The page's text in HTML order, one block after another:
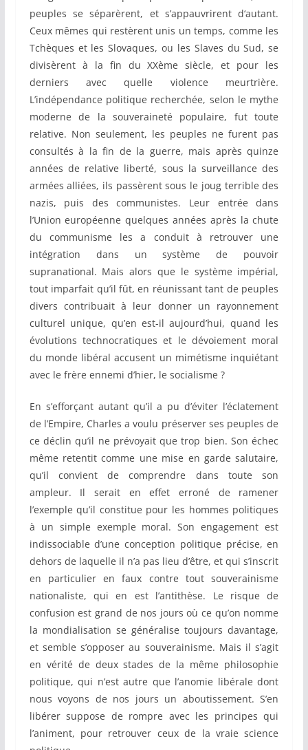
peuples se séparèrent, et s’appauvrirent d‘autant.
Ceux mêmes qui restèrent unis un temps, comme les
Tchèques et les Slovaques, ou les Slaves du Sud, se
divisèrent à la fin du XXème siècle, et pour les
derniers avec quelle violence meurtrière.
L’indépendance politique recherchée, selon le mythe
moderne de la souveraineté populaire, fut toute
relative. Non seulement, les peuples ne furent pas
consultés à la fin de la guerre, mais après quinze
années de relative liberté, sous la surveillance des
armées alliées, ils passèrent sous le joug terrible des
nazis, puis des communistes. Leur entrée dans
l’Union européenne quelques années après la chute
du communisme les a conduit à retrouver une
intégration dans un système de pouvoir
supranational. Mais alors que le système impérial,
tout imparfait qu’il fût, en réunissant tant de peuples
divers contribuait à leur donner un rayonnement
culturel unique, qu’en est-il aujourd’hui, quand les
évolutions technocratiques et le dévoiement moral
du monde libéral accusent un mimétisme inquiétant
avec le frère ennemi d’hier, le socialisme ?
En s’efforçant autant qu’il a pu d’éviter l’éclatement
de l’Empire, Charles a voulu préserver ses peuples de
ce déclin qu’il ne prévoyait que trop bien. Son échec
même retentit comme une mise en garde salutaire,
qu’il convient de comprendre dans toute son
ampleur. Il serait en effet erroné de ramener
l’exemple qu’il constitue pour les hommes politiques
à un simple exemple moral. Son engagement est
indissociable d’une conception politique précise, en
dehors de laquelle il n’a pas lieu d’être, et qui s’inscrit
en particulier en faux contre tout souverainisme
nationaliste, qui en est l’antithèse. Le risque de
confusion est grand de nos jours où ce qu’on nomme
la mondialisation se généralise toujours davantage,
et semble s’opposer au souverainisme. Mais il s’agit
en vérité de deux stades de la même philosophie
politique, qui n’est autre que l’anomie libérale dont
nous voyons de nos jours un aboutissement. S’en
libérer suppose de rompre avec les principes qui
l’animent, pour retrouver ceux de la vraie science